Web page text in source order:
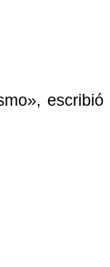
escribió